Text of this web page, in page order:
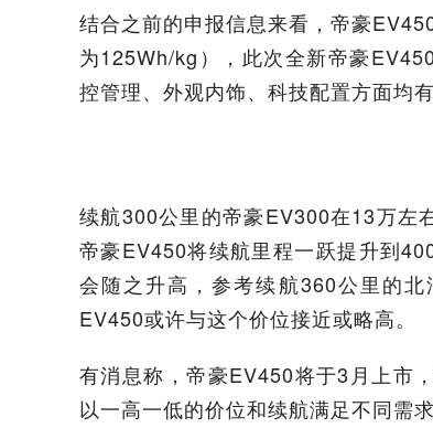
结合之前的申报信息来看，帝豪
为125Wh/kg）， 此次全新帝豪
控管理、外观内饰、科技配置方面均
续航300公里的帝豪EV300在13万左
帝豪EV450将续航里程一跃提升到
会随之升高，参考续航360公里的
EV450或许与这个价位接近或略高。
有消息称，帝豪EV450将于3月上市
以一高一低的价位和续航满足不同需求